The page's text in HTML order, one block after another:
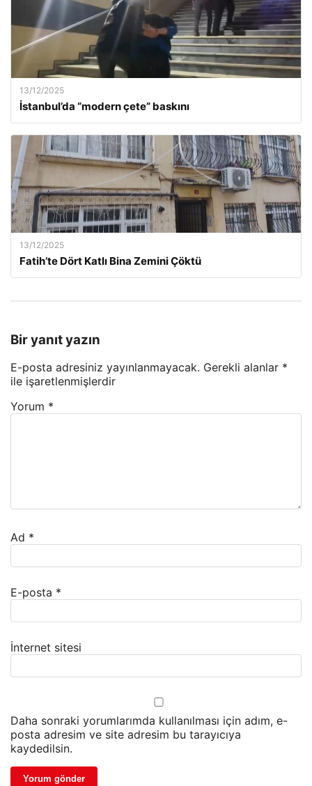
13/12/2025
İstanbul’da “modern çete” baskını
13/12/2025
Fatih’te Dört Katlı Bina Zemini Çöktü
Bir yanıt yazın
E-posta adresiniz yayınlanmayacak. Gerekli alanlar *
ile işaretlenmişlerdir
Yorum *
Ad *
E-posta *
İnternet sitesi
Daha sonraki yorumlarımda kullanılması için adım, e-
posta adresim ve site adresim bu tarayıcıya
kaydedilsin.